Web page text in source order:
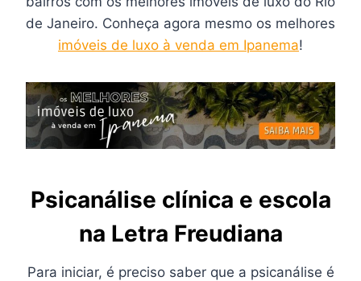
de Janeiro. Conheça agora mesmo os melhores
imóveis de luxo à venda em Ipanema!
Psicanálise clínica e escola
na Letra Freudiana
Para iniciar, é preciso saber que a psicanálise é